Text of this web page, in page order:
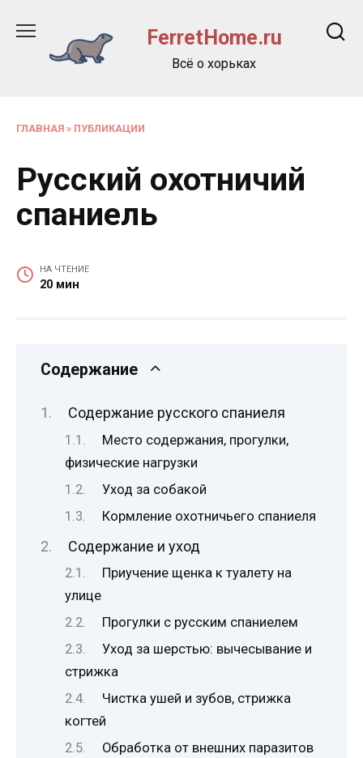
содержанию
FerretHome.ru
Всё о хорьках
ГЛАВНАЯ » ПУБЛИКАЦИИ
Русский охотничий
спаниель
НА ЧТЕНИЕ
20 мин
Содержание
Содержание русского спаниеля
Место содержания, прогулки,
физические нагрузки
Уход за собакой
Кормление охотничьего спаниеля
Содержание и уход
Приучение щенка к туалету на
улице
Прогулки с русским спаниелем
Уход за шерстью: вычесывание и
стрижка
Чистка ушей и зубов, стрижка
когтей
Обработка от внешних паразитов